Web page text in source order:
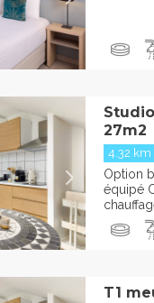
27m2
4.32 km
Option
équipé
T1